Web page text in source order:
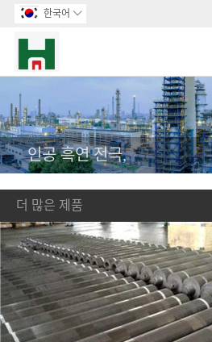
한국어 
인공 흑연 전극,
더 많은 제품